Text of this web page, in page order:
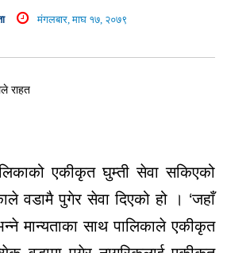
मंगलबार, माघ १७, २०७९
एकीकृत घुम्ती सेवा सकिएको
वडामै पुगेर सेवा दिएको हो । ‘जहाँ
मान्यताका साथ पालिकाले एकीकृत